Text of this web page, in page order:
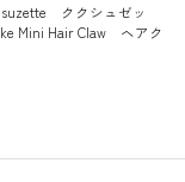
ククシュゼッ
Mini Hair Claw ヘアク